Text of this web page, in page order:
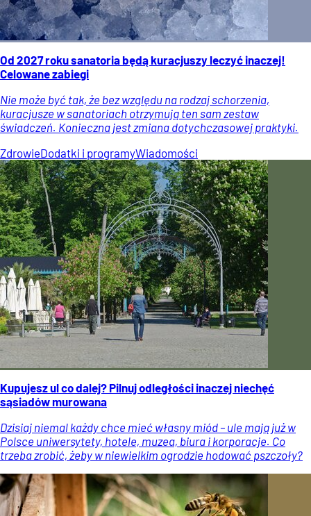
Od 2027 roku sanatoria będą kuracjuszy leczyć inaczej!
Celowane zabiegi
Nie może być tak, że bez względu na rodzaj schorzenia,
kuracjusze w sanatoriach otrzymują ten sam zestaw
świadczeń. Konieczna jest zmiana dotychczasowej praktyki.
ZdrowieDodatki i programyWiadomości
Kupujesz ul co dalej? Pilnuj odległości inaczej niechęć
sąsiadów murowana
Dzisiaj niemal każdy chce mieć własny miód – ule mają już w
Polsce uniwersytety, hotele, muzea, biura i korporacje. Co
trzeba zrobić, żeby w niewielkim ogrodzie hodować pszczoły?